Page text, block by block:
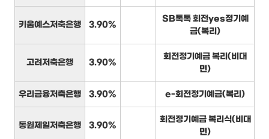
키움예스저축은행 3.90%
SB톡톡 회전yes정기예
금(복리)
고려저축은행 3.90%
회전정기예금 복리(비대
면)
우리금융저축은행 3.90% e-회전정기예금(복리)
동원제일저축은행 3.90%
회전정기예금 복리식(비대
면)